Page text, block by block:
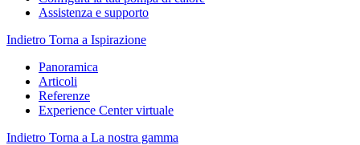
Assistenza e supporto
Indietro Torna a Ispirazione
Panoramica
Articoli
Referenze
Experience Center virtuale
Indietro Torna a La nostra gamma